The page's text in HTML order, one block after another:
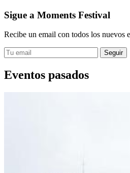
Sigue a Moments Festival
Recibe un email con todos los nuevos
Eventos pasados